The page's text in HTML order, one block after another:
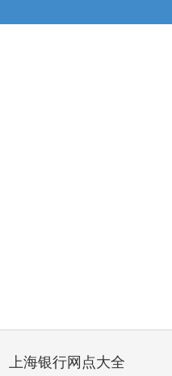
上海银行网点大全